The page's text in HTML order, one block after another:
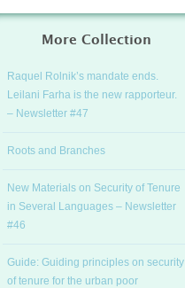
More Collection
Raquel Rolnik’s mandate ends.
Leilani Farha is the new rapporteur.
– Newsletter #47
Roots and Branches
New Materials on Security of Tenure
in Several Languages – Newsletter
#46
Guide: Guiding principles on security
of tenure for the urban poor